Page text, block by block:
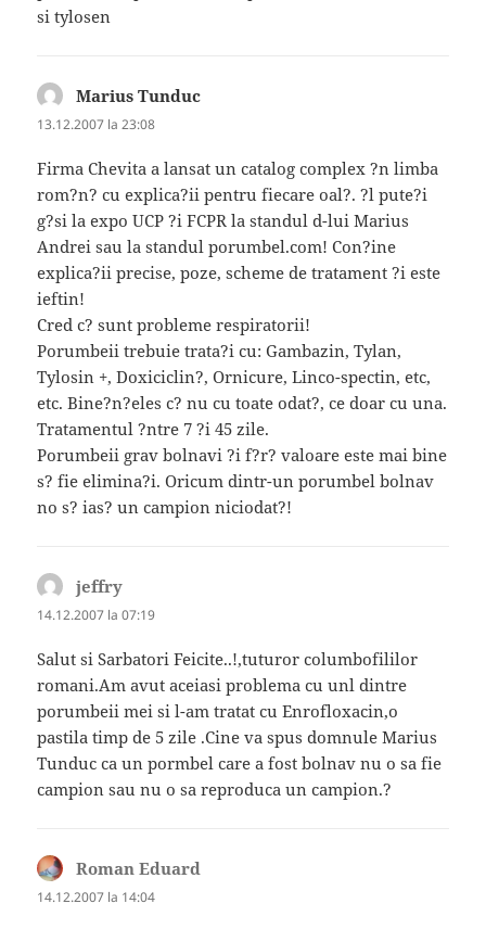
si tylosen
Marius Tunduc
13.12.2007 la 23:08
Firma Chevita a lansat un catalog complex ?n limba
rom?n? cu explica?ii pentru fiecare oal?. ?l pute?i
g?si la expo UCP ?i FCPR la standul d-lui Marius
Andrei sau la standul porumbel.com! Con?ine
explica?ii precise, poze, scheme de tratament ?i este
ieftin!
Cred c? sunt probleme respiratorii!
Porumbeii trebuie trata?i cu: Gambazin, Tylan,
Tylosin +, Doxiciclin?, Ornicure, Linco-spectin, etc,
etc. Bine?n?eles c? nu cu toate odat?, ce doar cu una.
Tratamentul ?ntre 7 ?i 45 zile.
Porumbeii grav bolnavi ?i f?r? valoare este mai bine
s? fie elimina?i. Oricum dintr-un porumbel bolnav
no s? ias? un campion niciodat?!
jeffry
14.12.2007 la 07:19
Salut si Sarbatori Feicite..!,tuturor columbofililor
romani.Am avut aceiasi problema cu unl dintre
porumbeii mei si l-am tratat cu Enrofloxacin,o
pastila timp de 5 zile .Cine va spus domnule Marius
Tunduc ca un pormbel care a fost bolnav nu o sa fie
campion sau nu o sa reproduca un campion.?
Roman Eduard
14.12.2007 la 14:04